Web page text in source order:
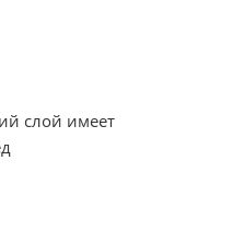
слой имеет